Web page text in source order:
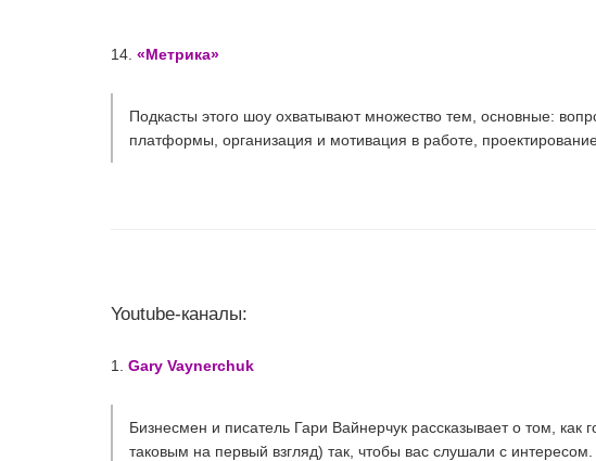
14. «Метрика»
Подкасты этого шоу охватывают множество тем, основные:
платформы, организация и мотивация в работе,
Youtube-каналы:
1. Gary Vaynerchuk
Бизнесмен и писатель Гари Вайнерчук рассказывает о том,
таковым на первый взгляд) так, чтобы вас слушали с интересом.